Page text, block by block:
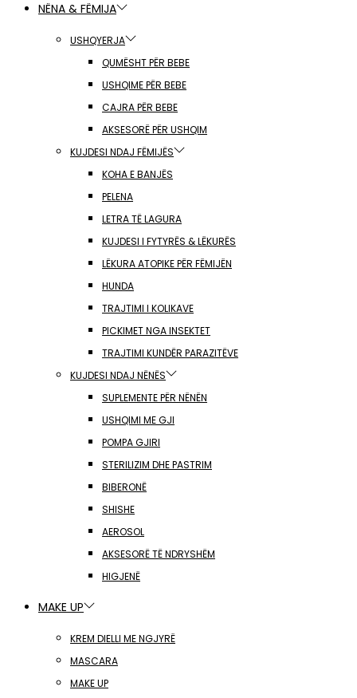
NËNA & FËMIJA
USHQYERJA
QUMËSHT PËR BEBE
USHQIME PËR BEBE
CAJRA PËR BEBE
AKSESORË PËR USHQIM
KUJDESI NDAJ FËMIJËS
KOHA E BANJËS
PELENA
LETRA TË LAGURA
KUJDESI I FYTYRËS & LËKURËS
LËKURA ATOPIKE PËR FËMIJËN
HUNDA
TRAJTIMI I KOLIKAVE
PICKIMET NGA INSEKTET
TRAJTIMI KUNDËR PARAZITËVE
KUJDESI NDAJ NËNËS
SUPLEMENTE PËR NËNËN
USHQIMI ME GJI
POMPA GJIRI
STERILIZIM DHE PASTRIM
BIBERONË
SHISHE
AEROSOL
AKSESORË TË NDRYSHËM
HIGJENË
MAKE UP
KREM DIELLI ME NGJYRË
MASCARA
MAKE UP